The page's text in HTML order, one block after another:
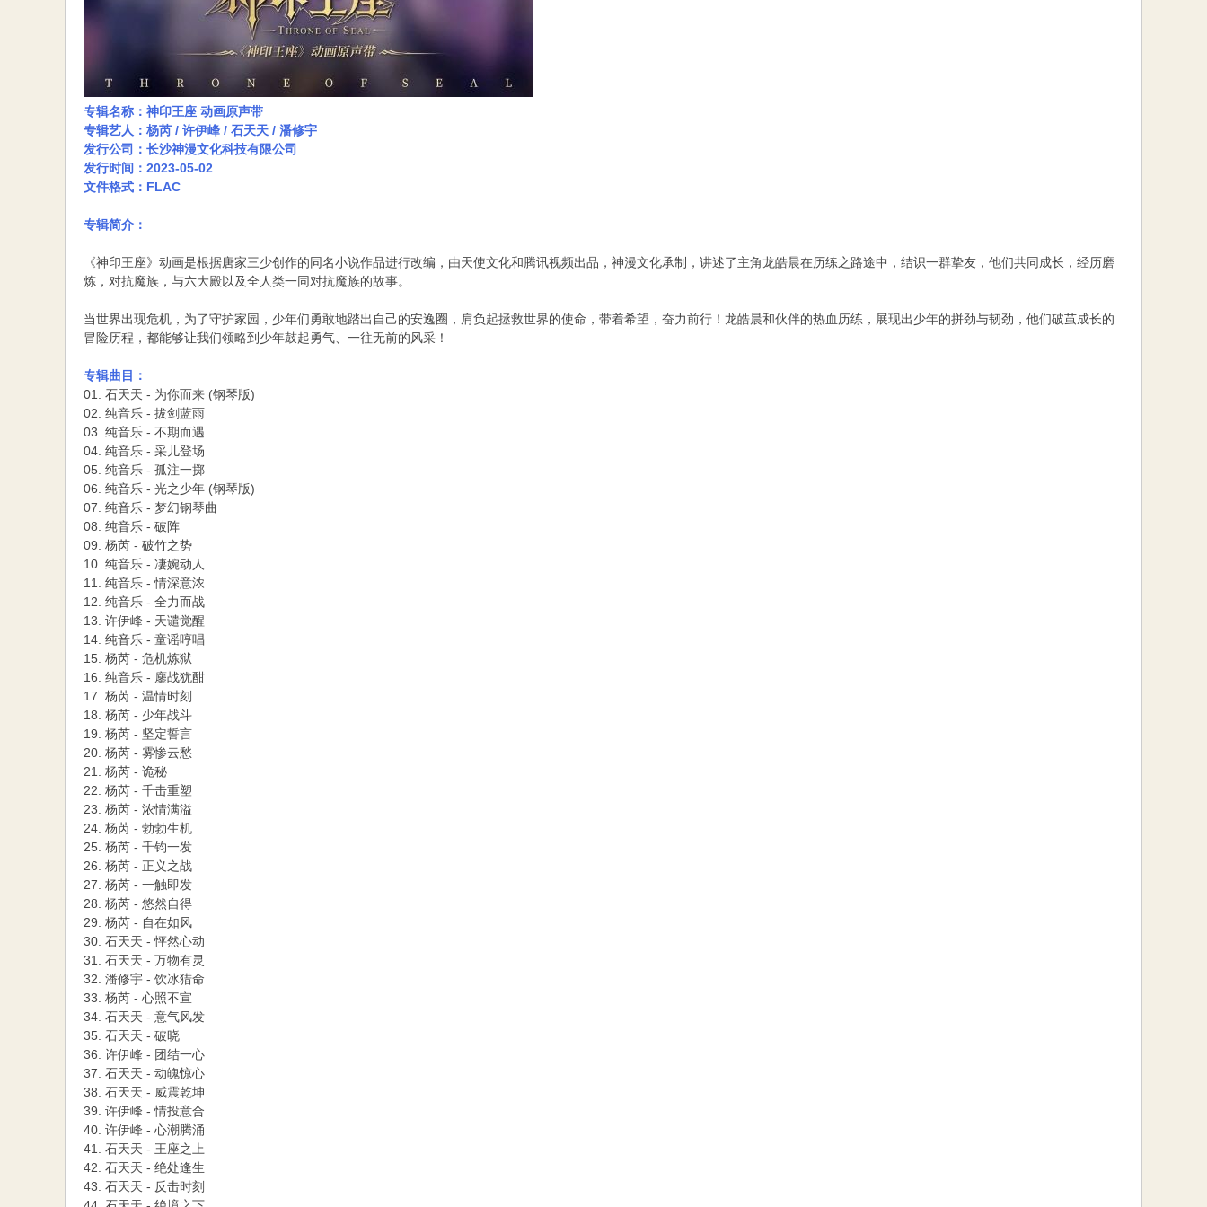
专辑名称：神印王座 动画原声带
专辑艺人：杨芮 / 许伊峰 / 石天天 / 潘修宇
发行公司：长沙神漫文化科技有限公司
发行时间：2023-05-02
文件格式：FLAC
专辑简介：
《神印王座》动画是根据唐家三少创作的同名小说作品进行改编，由天使文化和腾讯视频出品，神漫文化承制，讲述了主角龙皓晨在历练之路途中，结识一群挚友，他们共同成长，经历磨
炼，对抗魔族，与六大殿以及全人类一同对抗魔族的故事。
当世界出现危机，为了守护家园，少年们勇敢地踏出自己的安逸圈，肩负起拯救世界的使命，带着希望，奋力前行！龙皓晨和伙伴的热血历练，展现出少年的拼劲与韧劲，他们破茧成长的
冒险历程，都能够让我们领略到少年鼓起勇气、一往无前的风采！
专辑曲目：
01. 石天天 - 为你而来 (钢琴版)
02. 纯音乐 - 拔剑蓝雨
03. 纯音乐 - 不期而遇
04. 纯音乐 - 采儿登场
05. 纯音乐 - 孤注一掷
06. 纯音乐 - 光之少年 (钢琴版)
07. 纯音乐 - 梦幻钢琴曲
08. 纯音乐 - 破阵
09. 杨芮 - 破竹之势
10. 纯音乐 - 凄婉动人
11. 纯音乐 - 情深意浓
12. 纯音乐 - 全力而战
13. 许伊峰 - 天谴觉醒
14. 纯音乐 - 童谣哼唱
15. 杨芮 - 危机炼狱
16. 纯音乐 - 鏖战犹酣
17. 杨芮 - 温情时刻
18. 杨芮 - 少年战斗
19. 杨芮 - 坚定誓言
20. 杨芮 - 雾惨云愁
21. 杨芮 - 诡秘
22. 杨芮 - 千击重塑
23. 杨芮 - 浓情满溢
24. 杨芮 - 勃勃生机
25. 杨芮 - 千钧一发
26. 杨芮 - 正义之战
27. 杨芮 - 一触即发
28. 杨芮 - 悠然自得
29. 杨芮 - 自在如风
30. 石天天 - 怦然心动
31. 石天天 - 万物有灵
32. 潘修宇 - 饮冰猎命
33. 杨芮 - 心照不宣
34. 石天天 - 意气风发
35. 石天天 - 破晓
36. 许伊峰 - 团结一心
37. 石天天 - 动魄惊心
38. 石天天 - 威震乾坤
39. 许伊峰 - 情投意合
40. 许伊峰 - 心潮腾涌
41. 石天天 - 王座之上
42. 石天天 - 绝处逢生
43. 石天天 - 反击时刻